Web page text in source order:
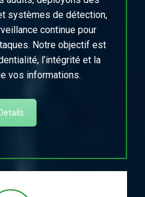
systèmes de détection,
continue pour
Notre objectif est
l’intégrité et la
vos informations.
Details